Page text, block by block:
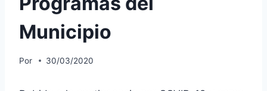
Municipio
Por 30/03/2020